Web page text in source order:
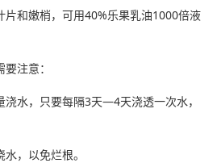
片和嫩梢，可用40%乐果乳油1000倍液
注意：
水，只要每隔3天—4天浇透一次水，
，以免烂根。